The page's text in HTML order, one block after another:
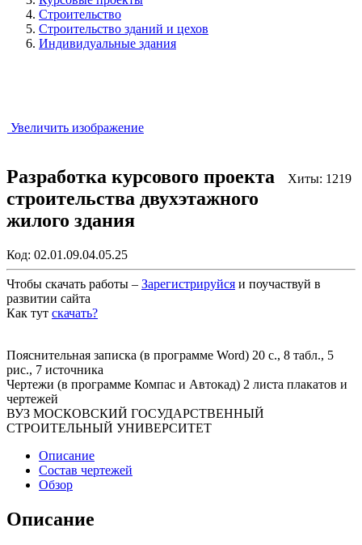
Строительство
Строительство зданий и цехов
Индивидуальные здания
Увеличить изображение
Хиты: 1219
Разработка курсового проекта
строительства двухэтажного
жилого здания
Код: 02.01.09.04.05.25
Чтобы скачать работы – Зарегистрируйся и поучаствуй в
развитии сайта
Как тут скачать?
Пояснительная записка (в программе Word) 20 с., 8 табл., 5
рис., 7 источника
Чертежи (в программе Компас и Автокад) 2 листа плакатов и
чертежей
ВУЗ МОСКОВСКИЙ ГОСУДАРСТВЕННЫЙ
СТРОИТЕЛЬНЫЙ УНИВЕРСИТЕТ
Описание
Состав чертежей
Обзор
Описание